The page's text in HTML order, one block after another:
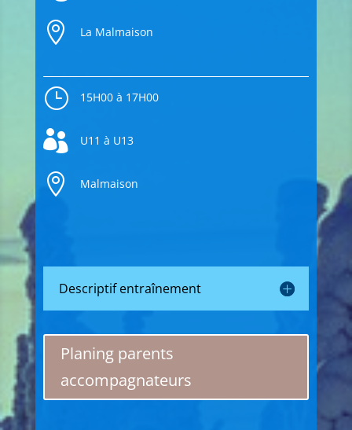

La Malmaison
} 15H00 à 17H00
 U11 à U13
 Malmaison
Descriptif entraînement
Planing parents
accompagnateurs